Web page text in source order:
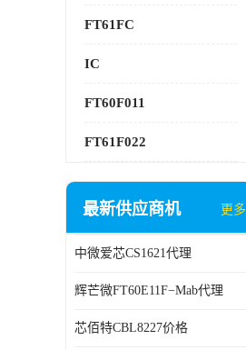
FT61FC
IC
FT60F011
FT61F022
最新供应商机 更多
中微爱芯CS1621代理
辉芒微FT60E11F−Mab代理
芯佰特CBL8227价格